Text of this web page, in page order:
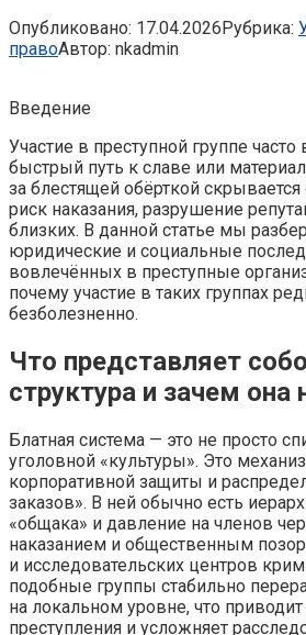
Опубликовано: 17.04.2026Рубрика:
правоАвтор: nkadmin
Введение
Участие в преступной группе
быстрый путь к славе или
за блестящей обёрткой скрывается
риск наказания, разрушение
близких. В данной статье мы
юридические и социальные
вовлечённых в преступные
почему участие в таких группах
безболезненно.
Что представляет
структура и зачем она
Блатная система — это не просто
уголовной «культуры». Это
корпоративной защиты и
заказов». В ней обычно есть
«общака» и давление на членов
наказанием и общественным
и исследовательских центров
подобные группы стабильно
на локальном уровне, что приводит
преступления и усложняет